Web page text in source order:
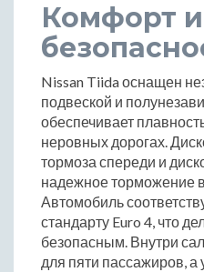
Комфорт и
Nissan Tiida оснащен
подвеской и
обеспечивает
неровных дорогах.
тормоза спереди и
надежное торможение
Автомобиль
стандарту Euro 4, что
безопасным. Внутри
для пяти пассажиров, а